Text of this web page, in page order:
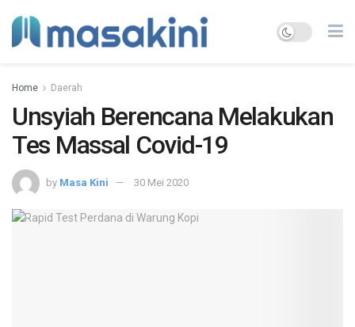
Home Daerah
Unsyiah Berencana Melakukan
Tes Massal Covid-19
by Masa Kini 30 Mei 2020